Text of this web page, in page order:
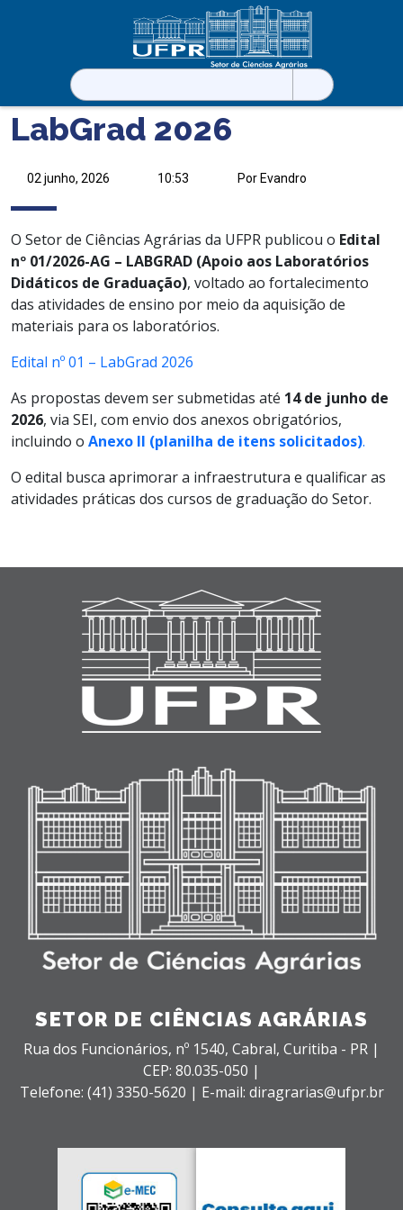
Pesquisar
por:
LabGrad 2026
02 junho, 2026 10:53 Por Evandro
O Setor de Ciências Agrárias da UFPR publicou o Edital
nº 01/2026-AG – LABGRAD (Apoio aos Laboratórios
Didáticos de Graduação), voltado ao fortalecimento
das atividades de ensino por meio da aquisição de
materiais para os laboratórios.
Edital nº 01 – LabGrad 2026
As propostas devem ser submetidas até 14 de junho de
2026, via SEI, com envio dos anexos obrigatórios,
incluindo o Anexo II (planilha de itens solicitados).
O edital busca aprimorar a infraestrutura e qualificar as
atividades práticas dos cursos de graduação do Setor.
SETOR DE CIÊNCIAS AGRÁRIAS
Rua dos Funcionários, nº 1540, Cabral, Curitiba - PR |
CEP: 80.035-050 |
Telefone: (41) 3350-5620 | E-mail: diragrarias@ufpr.br